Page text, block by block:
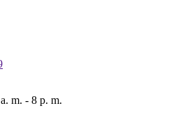
m. - 8 p. m.